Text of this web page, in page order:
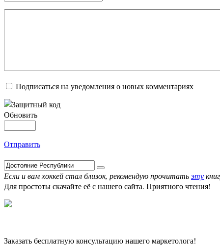
Подписаться на уведомления о новых комментариях
Обновить
Отправить
Если и вам хоккей стал близок, рекомендую прочитатьэту
Для простоты скачайте её с нашего сайта. Приятного чтения!
Заказать бесплатную консультацию нашего маркетолога!